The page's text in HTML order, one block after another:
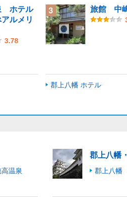
ホテル
ルメリ
3.78
3 旅館 中
郡上八幡 ホテル
温泉
郡上八幡
郡上八幡